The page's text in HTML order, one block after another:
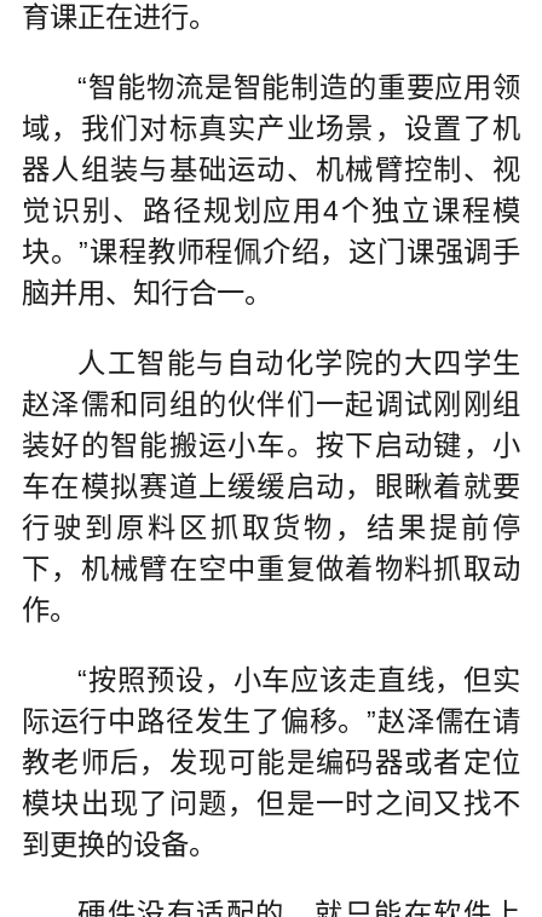
育课正在进行。
“智能物流是智能制造的重要应用领
域，我们对标真实产业场景，设置了机
器人组装与基础运动、机械臂控制、视
觉识别、路径规划应用4个独立课程模
块。”课程教师程佩介绍，这门课强调手
脑并用、知行合一。
人工智能与自动化学院的大四学生
赵泽儒和同组的伙伴们一起调试刚刚组
装好的智能搬运小车。按下启动键，小
车在模拟赛道上缓缓启动，眼瞅着就要
行驶到原料区抓取货物，结果提前停
下，机械臂在空中重复做着物料抓取动
作。
“按照预设，小车应该走直线，但实
际运行中路径发生了偏移。”赵泽儒在请
教老师后，发现可能是编码器或者定位
模块出现了问题，但是一时之间又找不
到更换的设备。